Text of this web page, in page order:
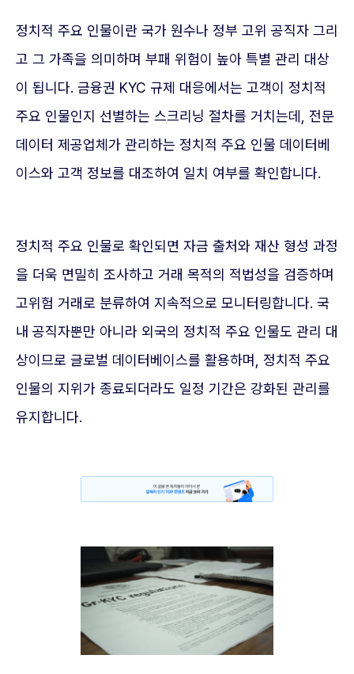
정치적 주요 인물이란 국가 원수나 정부 고위 공직자 그리
고 그 가족을 의미하며 부패 위험이 높아 특별 관리 대상
이 됩니다. 금융권 KYC 규제 대응에서는 고객이 정치적
주요 인물인지 선별하는 스크리닝 절차를 거치는데, 전문
데이터 제공업체가 관리하는 정치적 주요 인물 데이터베
이스와 고객 정보를 대조하여 일치 여부를 확인합니다.
정치적 주요 인물로 확인되면 자금 출처와 재산 형성 과정
을 더욱 면밀히 조사하고 거래 목적의 적법성을 검증하며
고위험 거래로 분류하여 지속적으로 모니터링합니다. 국
내 공직자뿐만 아니라 외국의 정치적 주요 인물도 관리 대
상이므로 글로벌 데이터베이스를 활용하며, 정치적 주요
인물의 지위가 종료되더라도 일정 기간은 강화된 관리를
유지합니다.